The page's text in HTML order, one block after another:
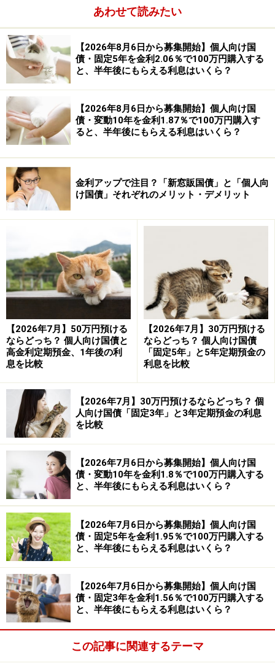
金額）が戻ってくる仕組みです。国が発行するので安全
購入から1年経過すれば、途中で売却することも可能で
す。その際は、元本から、直近2回分の利子（税引き
前）相当額の8割程度の手数料が差し引かれます。
個人向け国債の金利の決まり方は？
個人向け国債の金利に上昇傾向がみられるとお話ししま
したが、過去3年近くの推移をまとめたものが、次のグ
ラフです。
個人向け国債の金利の推移／出典：財務省の個人向け国債の
サイト
グラフのように、個人向け国債の金利は、長らく最低金
利の0.05％でしたが、変動10年は2022年あたりから、固
定5年は2023年のはじめぐらいから、上昇の動きがあ
り、2023年9月から一時ぐんと上昇しました。
とりわけ、変動10年は変動金利で半年ごとに金利が見直
されるので、今後の金利上昇の恩恵を受けられるメリッ
トがあるので魅力的です。
金利の計算方法は、前項の図表でご紹介していますが、
それぞれ計算式の「基準金利」は同じものではなく、そ
れぞれの基準金利が設定されています。
あわせて読みたい
【2026年8月6日から募集開始】個人向け国
債・固定5年を金利2.06％で100万円購入する
と、半年後にもらえる利息はいくら？
【2026年8月6日から募集開始】個人向け国
債・変動10年を金利1.87％で100万円購入す
ると、半年後にもらえる利息はいくら？
金利アップで注目？「新窓販国債」と「個人向
け国債」それぞれのメリット・デメリット
【2026年7月】50万円預ける
ならどっち？ 個人向け国債と
高金利定期預金、1年後の利
息を比較
【2026年7月】30万円預ける
ならどっち？ 個人向け国債
「固定5年」と5年定期預金の
利息を比較
【2026年7月】30万円預けるならどっち？ 個
人向け国債「固定3年」と3年定期預金の利息
を比較
【2026年7月6日から募集開始】個人向け国
債・変動10年を金利1.8％で100万円購入する
と、半年後にもらえる利息はいくら？
【2026年7月6日から募集開始】個人向け国
債・固定5年を金利1.95％で100万円購入する
と、半年後にもらえる利息はいくら？
【2026年7月6日から募集開始】個人向け国
債・固定3年を金利1.56％で100万円購入する
と、半年後にもらえる利息はいくら？
この記事に関連するテーマ